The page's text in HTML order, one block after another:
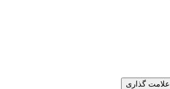
علامت گذاری